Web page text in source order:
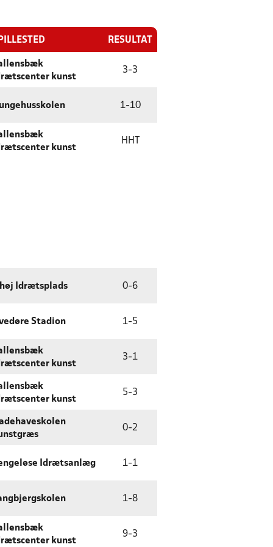
RESULTAT
kunst
3-3
1-10
kunst
HHT
Idrætsplads 0-6
Stadion 1-5
kunst
3-1
kunst
5-3
0-2
Idrætsanlæg 1-1
1-8
kunst
9-3